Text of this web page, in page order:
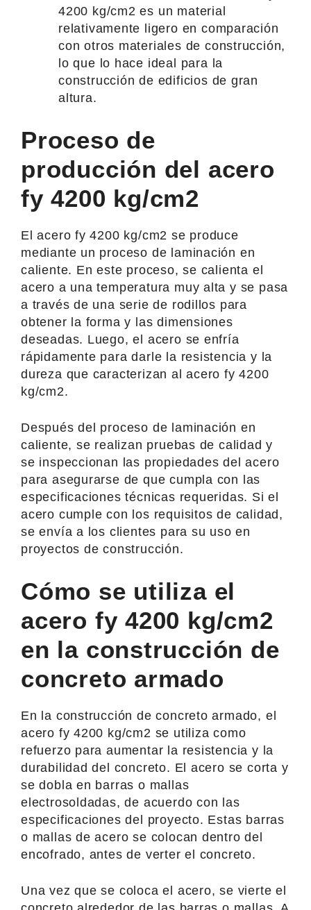
4200 kg/cm2 es un material
relativamente ligero en comparación
con otros materiales de construcción,
lo que lo hace ideal para la
construcción de edificios de gran
altura.
Proceso de
producción del acero
fy 4200 kg/cm2
El acero fy 4200 kg/cm2 se produce
mediante un proceso de laminación en
caliente. En este proceso, se calienta el
acero a una temperatura muy alta y se pasa
a través de una serie de rodillos para
obtener la forma y las dimensiones
deseadas. Luego, el acero se enfría
rápidamente para darle la resistencia y la
dureza que caracterizan al acero fy 4200
kg/cm2.
Después del proceso de laminación en
caliente, se realizan pruebas de calidad y
se inspeccionan las propiedades del acero
para asegurarse de que cumpla con las
especificaciones técnicas requeridas. Si el
acero cumple con los requisitos de calidad,
se envía a los clientes para su uso en
proyectos de construcción.
Cómo se utiliza el
acero fy 4200 kg/cm2
en la construcción de
concreto armado
En la construcción de concreto armado, el
acero fy 4200 kg/cm2 se utiliza como
refuerzo para aumentar la resistencia y la
durabilidad del concreto. El acero se corta y
se dobla en barras o mallas
electrosoldadas, de acuerdo con las
especificaciones del proyecto. Estas barras
o mallas de acero se colocan dentro del
encofrado, antes de verter el concreto.
Una vez que se coloca el acero, se vierte el